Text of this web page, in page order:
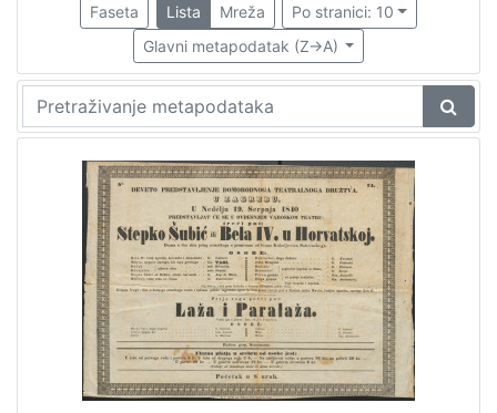
Nakladnička
cjelina
Digitalizirana zagrebačka baština
Obitelji Šubić, Zrinski i Frankopan
Grafička građa
Faseta Lista Mreža
Po stranici: 10
Glavni metapodatak (Z->A)